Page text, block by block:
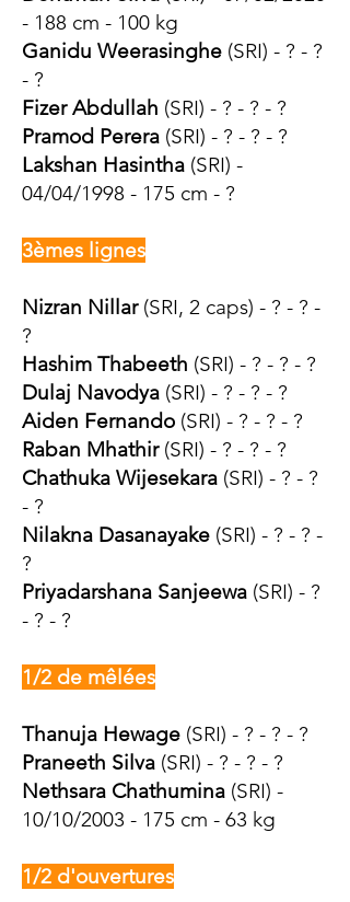
- 188 cm - 100 kg
Ganidu Weerasinghe (SRI) - ? - ?
- ?
Fizer Abdullah (SRI) - ? - ? - ?
Pramod Perera (SRI) - ? - ? - ?
Lakshan Hasintha (SRI) -
04/04/1998 - 175 cm - ?
3èmes lignes
Nizran Nillar(SRI, 2 caps) - ? - ? -
?
Hashim Thabeeth (SRI) - ? - ? - ?
Dulaj Navodya (SRI) - ? - ? - ?
Aiden Fernando (SRI) - ? - ? - ?
Raban Mhathir(SRI) - ? - ? - ?
Chathuka Wijesekara (SRI) - ? - ?
- ?
Nilakna Dasanayake (SRI) - ? - ? -
?
Priyadarshana Sanjeewa (SRI) - ?
- ? - ?
1/2 de mêlées
Thanuja Hewage (SRI) - ? - ? - ?
Praneeth Silva (SRI) - ? - ? - ?
Nethsara Chathumina (SRI) -
10/10/2003 - 175 cm - 63 kg​
1/2 d'ouvertures